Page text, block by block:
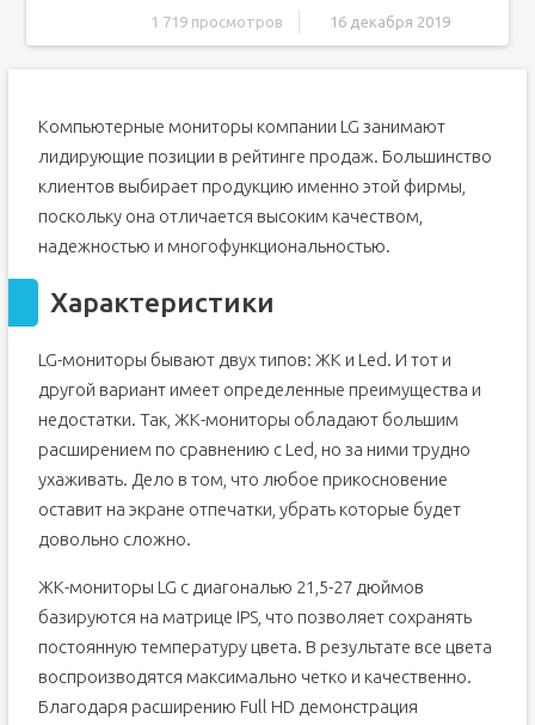
1 719 просмотров 16 декабря 2019
Установка или обновление драйверов
Что делать, если компьютер включается, а монитор не
работает?
Основные неполадки
Разбор монитора LG flatron
Настройка и оценка качества изображения
Яркость
Гамма
Программная настройка
Проверка результата
Аппаратная настройка
Настройка и оценка качества изображения
Компьютерные мониторы компании LG занимают
лидирующие позиции в рейтинге продаж. Большинство
клиентов выбирает продукцию именно этой фирмы,
поскольку она отличается высоким качеством,
надежностью и многофункциональностью.
Характеристики
LG-мониторы бывают двух типов: ЖК и Led. И тот и
другой вариант имеет определенные преимущества и
недостатки. Так, ЖК-мониторы обладают большим
расширением по сравнению с Led, но за ними трудно
ухаживать. Дело в том, что любое прикосновение
оставит на экране отпечатки, убрать которые будет
довольно сложно.
ЖК-мониторы LG с диагональю 21,5-27 дюймов
базируются на матрице IPS, что позволяет сохранять
постоянную температуру цвета. В результате все цвета
воспроизводятся максимально четко и качественно.
Благодаря расширению Full HD демонстрация